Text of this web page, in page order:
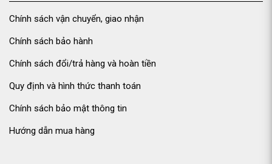
Chính sách vận chuyển, giao nhận
Chính sách bảo hành
Chính sách đổi/trả hàng và hoàn tiền
Quy định và hình thức thanh toán
Chính sách bảo mật thông tin
Hướng dẫn mua hàng